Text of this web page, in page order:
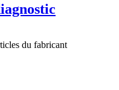
du fabricant